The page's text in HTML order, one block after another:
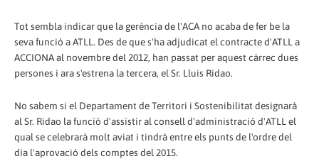
Tot sembla indicar que la gerència de l'ACA no acaba de fer be la
seva funció a ATLL. Des de que s'ha adjudicat el contracte d'ATLL a
ACCIONA al novembre del 2012, han passat per aquest càrrec dues
persones i ara s'estrena la tercera, el Sr. Lluis Ridao.
No sabem si el Departament de Territori i Sostenibilitat designarà
al Sr. Ridao la funció d'assistir al consell d'administració d'ATLL el
qual se celebrarà molt aviat i tindrà entre els punts de l'ordre del
dia l'aprovació dels comptes del 2015.